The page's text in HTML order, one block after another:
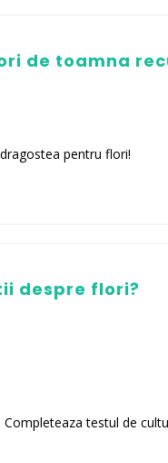
de toamna
pentru flori!
despre flori?
testul de